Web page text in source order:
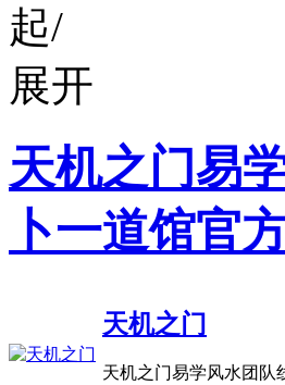
天机之门易
卜一道馆官
天机之门
天机之门易学风水团队